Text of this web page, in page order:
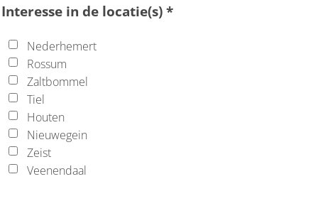
Interesse in de locatie(s)*
Nederhemert
Rossum
Zaltbommel
Tiel
Houten
Nieuwegein
Zeist
Veenendaal